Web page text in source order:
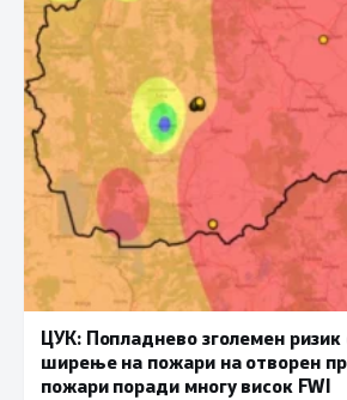
ЦУК: Попладнево зголемен ризик
ширење на пожари на отворен
пожари поради многу висок FWI